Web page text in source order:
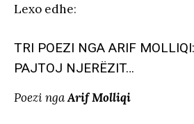
Lexo edhe:
TRI POEZI NGA ARIF
PAJTOJ NJERËZIT…
Poezi ngaArif Molliqi